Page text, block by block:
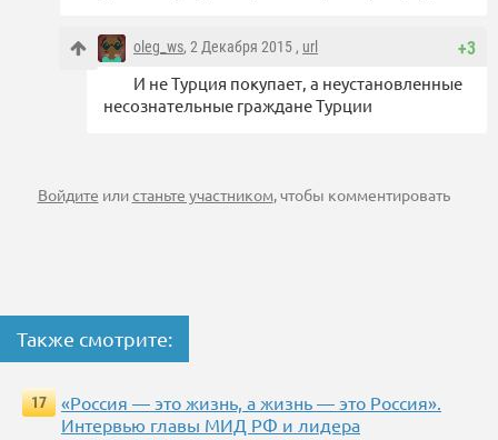
+3
oleg_ws, 2 Декабря 2015 , url
И не Турция покупает, а неустановленные
несознательные граждане Турции
Войдите илистаньте участником, чтобы комментировать
Также смотрите:
17
«Россия — это жизнь, а жизнь — это Россия».
Интервью главы МИД РФ и лидера